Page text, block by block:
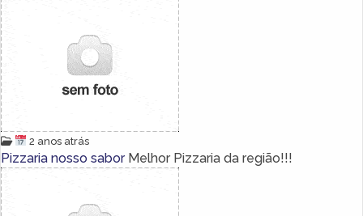
2 anos atrás
Pizzaria nosso sabor Melhor Pizzaria da região!!!